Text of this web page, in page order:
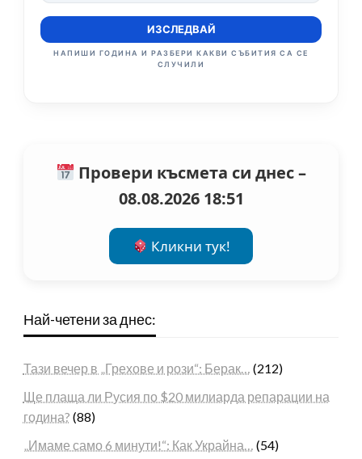
ИЗСЛЕДВАЙ
НАПИШИ ГОДИНА И РАЗБЕРИ КАКВИ СЪБИТИЯ СА СЕ
СЛУЧИЛИ
Провери късмета си днес –
08.08.2026 18:51
Кликни тук!
Най-четени за днес:
Тази вечер в „Грехове и рози“: Берак… (212)
Ще плаща ли Русия по $20 милиарда репарации на
година? (88)
„Имаме само 6 минути!“: Как Украйна… (54)